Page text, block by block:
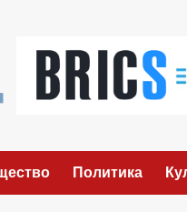
Политика